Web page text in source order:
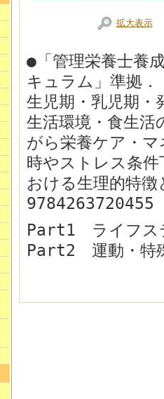
拡大表示
●「管理栄養士養
キュラム」準拠
生児期・乳児期・
生活環境・食生活
がら栄養ケア・
時やストレス条件
おける生理的特
9784263720455
Part1 ライフス
Part2 運動・特